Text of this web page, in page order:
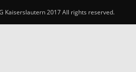
Kaiserslautern 2017 All rights reserved.